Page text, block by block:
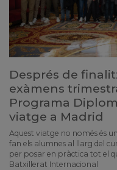
Després de
exàmens
Programa
viatge a Madrid
Aquest viatge no només és
fan els alumnes al llarg del
per posar en pràctica tot el
Batxillerat Internacional